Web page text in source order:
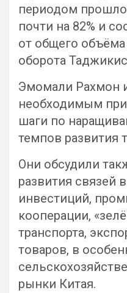
периодом
почти на 82% и
от общего
оборота
Эмомали Рахмон
необходимым
шаги по
темпов развития
Они обсудили
развития связей
инвестиций,
кооперации,
транспорта,
товаров, в
рынки Китая.